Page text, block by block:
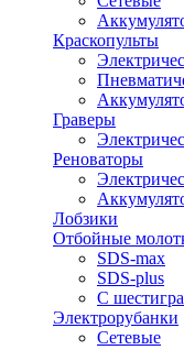
Краскопульты
Граверы
Реноваторы
Лобзики
Отбойные
SDS-max
SDS-plus
С
Электрорубанки
Сетевые